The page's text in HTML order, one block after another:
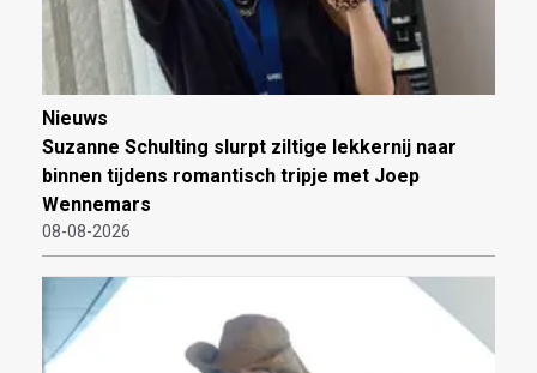
Nieuws
Suzanne Schulting slurpt ziltige lekkernij naar
binnen tijdens romantisch tripje met Joep
Wennemars
08-08-2026